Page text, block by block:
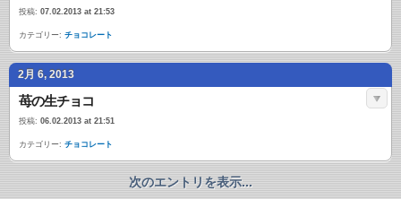
投稿: 07.02.2013 at 21:53
カテゴリー: チョコレート
2月 6, 2013
苺の生チョコ
投稿: 06.02.2013 at 21:51
カテゴリー: チョコレート
次のエントリを表示...